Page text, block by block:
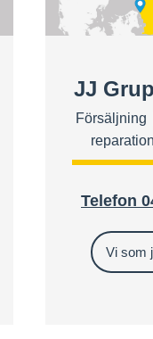
JJ
Försäljning
reparation
Telefon
Vi som